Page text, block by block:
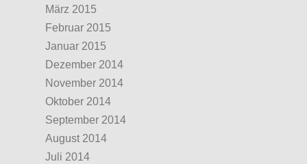
März 2015
Februar 2015
Januar 2015
Dezember 2014
November 2014
Oktober 2014
September 2014
August 2014
Juli 2014